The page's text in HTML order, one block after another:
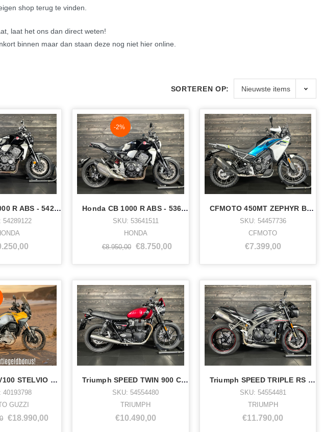
shop terug te vinden.
laat het ons dan direct weten!
binnen maar dan staan deze nog niet hier online.
SORTEREN OP:
Honda CB 1000 R ABS - 54289122
54289122
NaN%
-2%
Honda CB 1000 R ABS - 53641511
SKU: 53641511
HONDA
€8.950,00
€8.750,00
CFMOTO 450MT ZEPHYR BLUE OOK ALS RALLY - 54457736
SKU: 54457736
CFMOTO
€7.399,00
Moto Guzzi V100 STELVIO E5+ TRAVEL EDITION - 40193798
40193798
GUZZI
€18.990,00
Triumph SPEED TWIN 900 CARNIVAL R - 54554480
SKU: 54554480
TRIUMPH
€10.490,00
Triumph SPEED TRIPLE RS - 54554481
SKU: 54554481
TRIUMPH
€11.790,00